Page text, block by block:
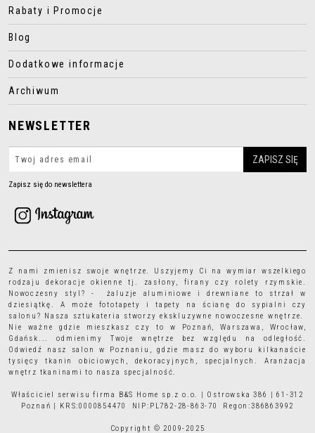
Rabaty i Promocje
Blog
Dodatkowe informacje
Archiwum
NEWSLETTER
Zapisz się do newslettera
Z nami zmienisz swoje wnętrze. Uszyjemy Ci na wymiar wszelkiego
rodzajudekoracje okienne tj. zasłony, firany czy rolety rzymskie.
Nowoczesny styl? - żaluzje aluminiowe i drewniane to strzał w
dziesiątkę. A może fototapety i tapety
na ścianę do sypialni czy
salonu? Nasza sztukateria stworzy ekskluzywne nowoczesne wnętrze.
Nie ważne gdzie mieszkasz czy to w Poznań, Warszawa, Wrocław,
Gdańsk... odmienimy Twoje wnętrze bez względu na odległość.
Odwiedź nasz salon w Poznaniu, gdzie masz do wyboru kilkanaście
tysięcytkanin obiciowych , dekoracyjnych, specjalnych. Aranżacja
wnętrz tkaninami to nasza specjalność.
Właściciel serwisu firma B&S Home sp.z o.o. | Ostrowska 386 | 61-312
Poznań | KRS:0000854470 NIP:PL782-28-863-70 Regon:386863992
Copyright © 2009-2025